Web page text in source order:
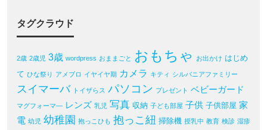
タグクラウド
2歳 2歳児 3歳 wordpress おままごと おもちゃ お出かけ はじめ
て ひな祭り アメブロ イヤイヤ期 カメラ キティ シルバニアファミリー
スイマーバ トイザらス パソコン プレゼント ベビーガード
マグフォーマ― レンズ 乳児 写真 収納 子ども部屋 子供 子供部屋 家
電 幼児 幼稚園 抱っこひも 抱っこ紐 掃除機 授乳中 教育 検診 湿疹